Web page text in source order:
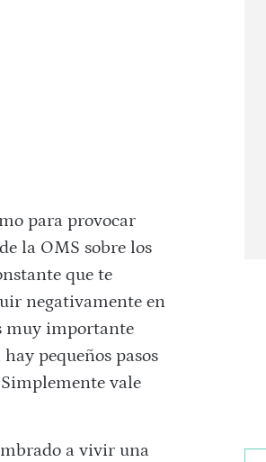
para provocar
la OMS sobre los
que te
negativamente en
muy importante
pequeños pasos
vale
a vivir una